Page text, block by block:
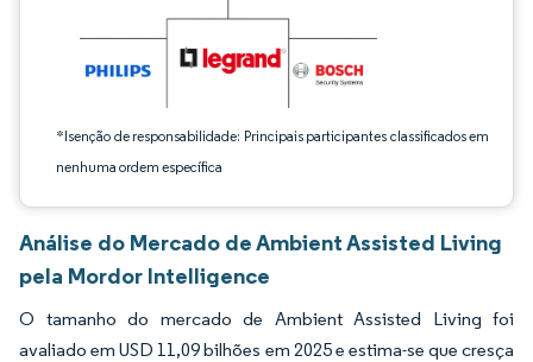
*Isenção de responsabilidade: Principais participantes classificados em
nenhuma ordem específica
Análise do Mercado de Ambient Assisted Living
pela Mordor Intelligence
O tamanho do mercado de Ambient Assisted Living foi
avaliado em USD 11,09 bilhões em 2025 e estima-se que cresça